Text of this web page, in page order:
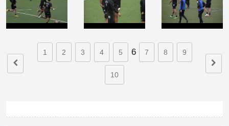
1 2 3 4 5 6 7 8 9
10